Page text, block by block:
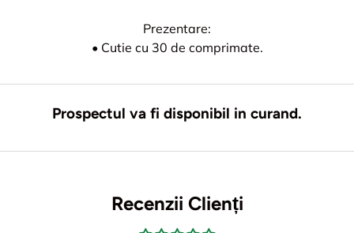
Prezentare:
• Cutie cu 30 de comprimate.
Prospectul va fi disponibil in curand.
Recenzii Clienți